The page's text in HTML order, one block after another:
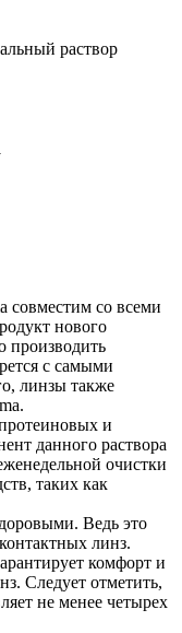
раствор
совместим со всеми
нового
производить
с самыми
линзы также
и
данного раствора
очистки
таких как
Ведь это
линз.
комфорт и
Следует отметить,
не менее четырех